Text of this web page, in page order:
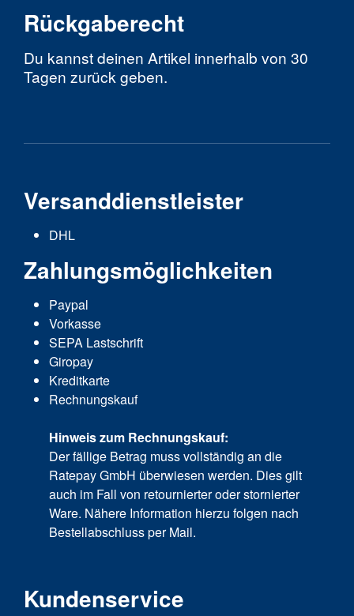
Rückgaberecht
Du kannst deinen Artikel innerhalb von 30
Tagen zurück geben.
Versanddienstleister
DHL
Zahlungsmöglichkeiten
Paypal
Vorkasse
SEPA Lastschrift
Giropay
Kreditkarte
Rechnungskauf
Hinweis zum Rechnungskauf:
Der fällige Betrag muss vollständig an die
Ratepay GmbH überwiesen werden. Dies gilt
auch im Fall von retournierter oder stornierter
Ware. Nähere Information hierzu folgen nach
Bestellabschluss per Mail.
Kundenservice